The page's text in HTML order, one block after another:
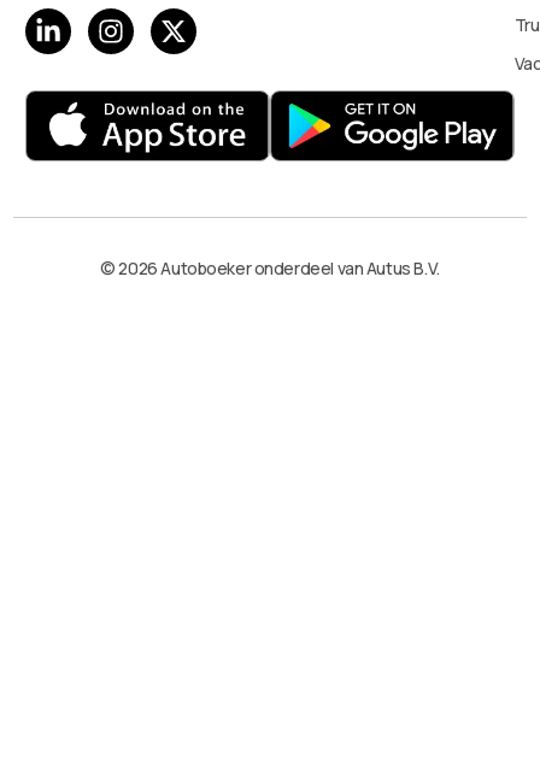
© 2026 Autoboeker onderdeel van Autus B.V.